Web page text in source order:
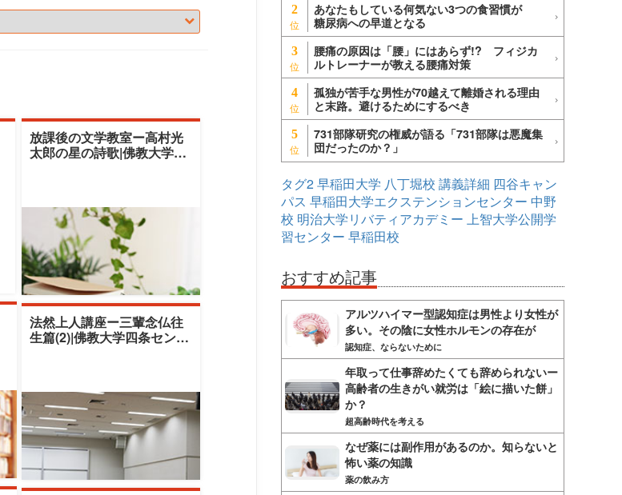
放課後の文学教室ー高村光
太郎の星の詩歌|佛教大学四
法然上人講座ー三輩念仏往
生篇(2)|佛教大学四条センタ
2
あなたもしている何気ない3つの食習慣が
糖尿病への早道となる
3
腰痛の原因は「腰」にはあらず!? フィジカ
ルトレーナーが教える腰痛対策
4
孤独が苦手な男性が70越えて離婚される理由
と末路。避けるためにするべき
5
731部隊研究の権威が語る「731部隊は悪魔集
団だったのか？」
タグ2早稲田大学 八丁堀校 講義詳細 四谷キャン
パス 早稲田大学エクステンションセンター 中野
校 明治大学リバティアカデミー 上智大学公開学
習センター 早稲田校
おすすめ記事
アルツハイマー型認知症は男性より女性が
多い。その陰に女性ホルモンの存在が
認知症、ならないために
年取って仕事辞めたくても辞められないー
高齢者の生きがい就労は「絵に描いた餅」
か？
超高齢時代を考える
なぜ薬には副作用があるのか。知らないと
怖い薬の知識
薬の飲み方